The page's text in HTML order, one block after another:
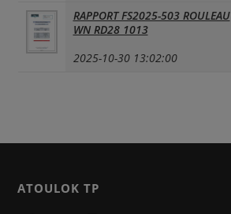
RAPPORT FS2025-503 ROULEAU
WN RD28 1013
2025-10-30 13:02:00
ATOULOK TP